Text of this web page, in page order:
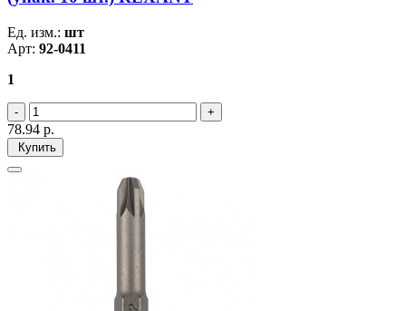
Ед. изм.: шт
Арт: 92-0411
1
78.94 р.
Купить